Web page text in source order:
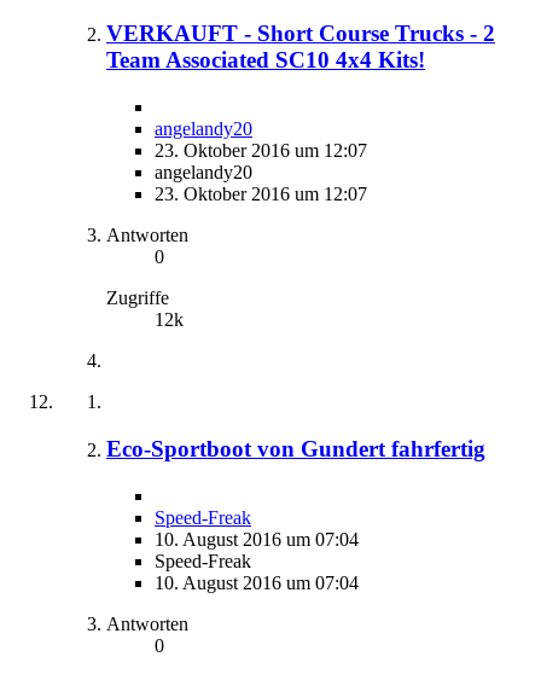
VERKAUFT - Short Course Trucks - 2
Team Associated SC10 4x4 Kits!
angelandy20
23. Oktober 2016 um 12:07
angelandy20
23. Oktober 2016 um 12:07
Antworten
0
Zugriffe
12k
Eco-Sportboot von Gundert fahrfertig
Speed-Freak
10. August 2016 um 07:04
Speed-Freak
10. August 2016 um 07:04
Antworten
0